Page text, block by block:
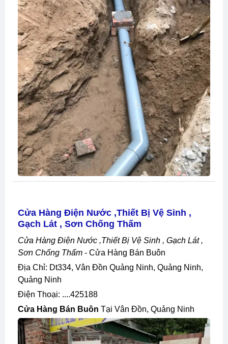
Cửa Hàng Điện Nước ,thiết Bị Vệ Sinh ,
Gạch Lát , Sơn Chống Thấm
Cửa Hàng Điện Nước ,thiết Bị Vệ Sinh , Gạch Lát ,
Sơn Chống Thấm - Cửa Hàng Bán Buôn
Địa Chỉ: Dt334, Vân Đồn Quảng Ninh, Quảng Ninh,
Quảng Ninh
Điện Thoại: ....425188
Cửa Hàng Bán Buôn Tại Vân Đồn, Quảng Ninh